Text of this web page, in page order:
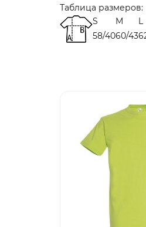
Таблица размеров:
S
M L
58/4060/43